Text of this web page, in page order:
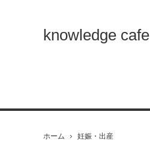
knowledge cafe
ホーム 妊娠・出産